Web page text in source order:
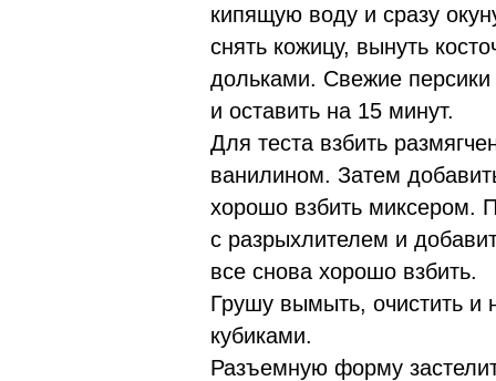
кипящую воду и сразу
снять кожицу, вынуть
дольками. Свежие персики
и оставить на 15 минут.
Для теста взбить
ванилином. Затем
хорошо взбить миксером.
с разрыхлителем и
все снова хорошо взбить.
Грушу вымыть, очистить и
кубиками.
Разъемную форму